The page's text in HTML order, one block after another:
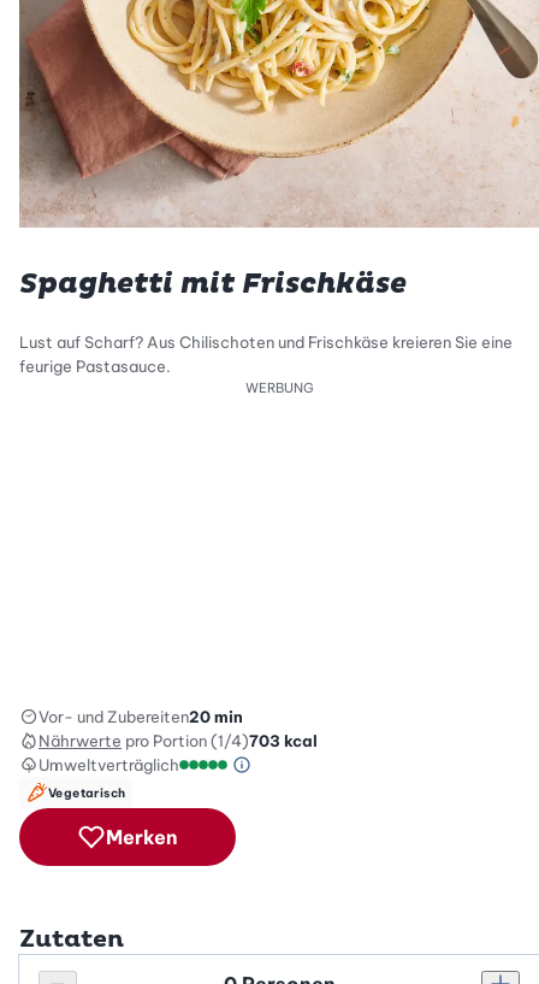
Spaghetti mit Frischkäse
Lust auf Scharf? Aus Chilischoten und Frischkäse kreieren Sie eine
feurige Pastasauce.
WERBUNG
Vor- und Zubereiten20 min
Nährwerte pro Portion (1/4)703 kcal
Umweltverträglich
Green Betty Skala Info
Vegetarisch
Merken
Zutaten